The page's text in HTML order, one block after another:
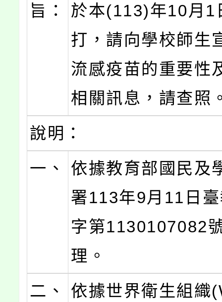
旨：
於本(113)年10月1
打，請向學校師生
流感疫苗的重要性
相關訊息，請查照
說明：
一、
依據教育部國民及
署113年9月11日
字第1130107082
理。
二、
依據世界衛生組織